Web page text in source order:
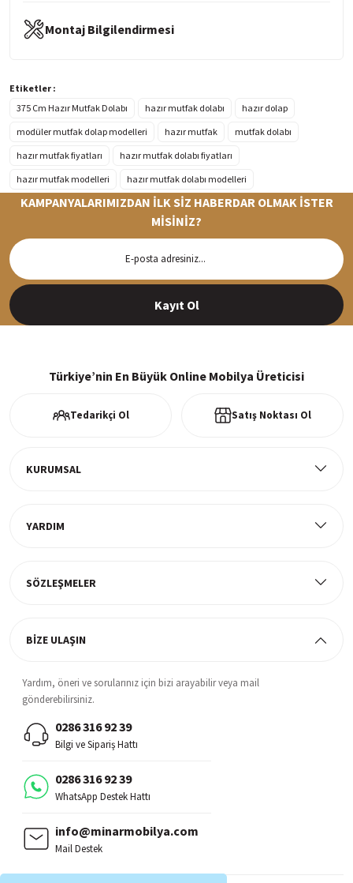
Montaj Bilgilendirmesi
Etiketler :
375 Cm Hazır Mutfak Dolabı
hazır mutfak dolabı
hazır dolap
modüler mutfak dolap modelleri
hazır mutfak
mutfak dolabı
hazır mutfak fiyatları
hazır mutfak dolabı fiyatları
hazır mutfak modelleri
hazır mutfak dolabı modelleri
Siparişleriniz en kısa sürede hazırlanarak kargoya verilir
KAMPANYALARIMIZDAN İLK SİZ HABERDAR OLMAK İSTER
MİSİNİZ?
Kayıt Ol
Türkiye’nin En Büyük Online Mobilya Üreticisi
Tedarikçi Ol Satış Noktası Ol
KURUMSAL
YARDIM
SÖZLEŞMELER
BİZE ULAŞIN
Yardım, öneri ve sorularınız için bizi arayabilir veya mail
gönderebilirsiniz.
0286 316 92 39
Bilgi ve Sipariş Hattı
0286 316 92 39
WhatsApp Destek Hattı
info@minarmobilya.com
Mail Destek